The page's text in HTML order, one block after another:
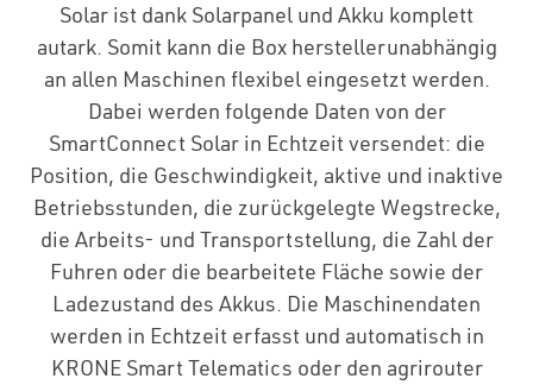
Automobile
Freizeit & Hobby
Katalog & Shop
Team & Kontakt
Solar ist dank Solarpanel und Akku komplett
autark. Somit kann die Box herstellerunabhängig
an allen Maschinen flexibel eingesetzt werden.
Dabei werden folgende Daten von der
SmartConnect Solar in Echtzeit versendet: die
Position, die Geschwindigkeit, aktive und inaktive
Betriebsstunden, die zurückgelegte Wegstrecke,
die Arbeits- und Transportstellung, die Zahl der
Fuhren oder die bearbeitete Fläche sowie der
Ladezustand des Akkus. Die Maschinendaten
werden in Echtzeit erfasst und automatisch in
KRONE Smart Telematics oder den agrirouter